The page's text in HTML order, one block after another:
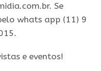
Se
whats app (11) 9
e eventos​!